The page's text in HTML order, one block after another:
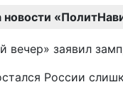
заявил
России